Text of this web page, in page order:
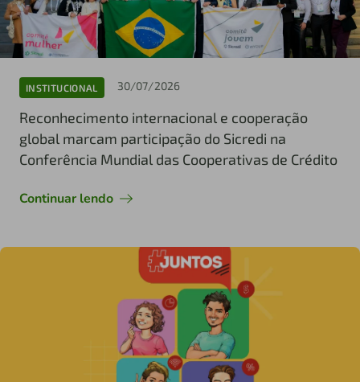
INSTITUCIONAL 30/07/2026
Reconhecimento internacional e cooperação
global marcam participação do Sicredi na
Conferência Mundial das Cooperativas de Crédito
Continuar lendo